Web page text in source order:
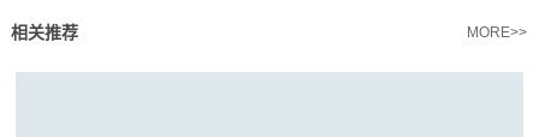
相关推荐 MORE>>